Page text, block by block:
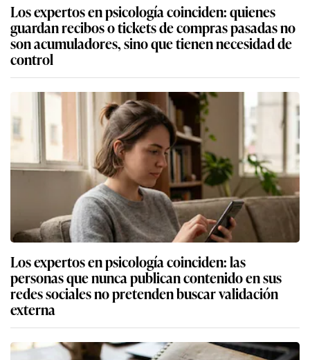
Los expertos en psicología coinciden: quienes
guardan recibos o tickets de compras pasadas no
son acumuladores, sino que tienen necesidad de
control
Los expertos en psicología coinciden: las
personas que nunca publican contenido en sus
redes sociales no pretenden buscar validación
externa